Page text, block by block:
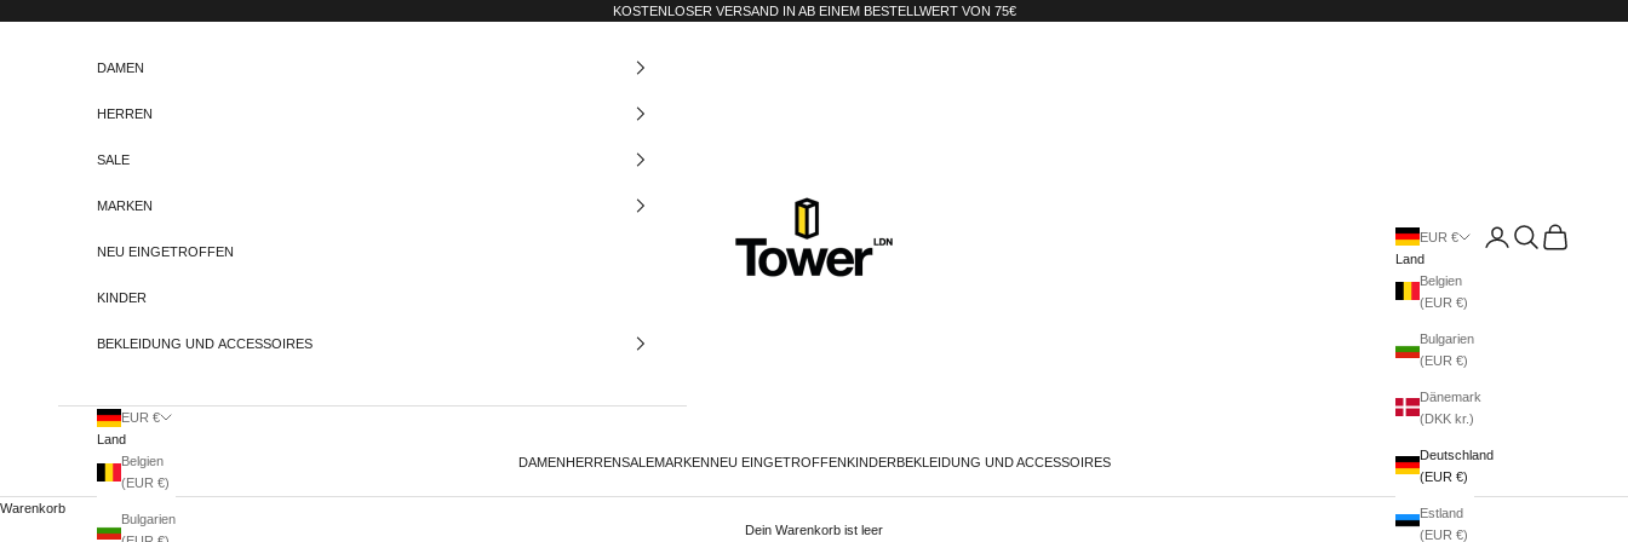
KOSTENLOSER VERSAND IN AB EINEM BESTELLWERT VON 75€
Tower-London.De
DAMEN HERRENSALEMARKEN NEU EINGETROFFEN KINDER BEKLEIDUNG UND ACCESSOIRES
EUR €
Land
Belgien
(EUR €)
Bulgarien
(EUR €)
Dänemark
(DKK kr.)
Deutschland
(EUR €)
Estland
(EUR €)
AnmeldenSuchenWarenkorb
DAMEN
HERREN
SALE
MARKEN
NEU EINGETROFFEN
KINDER
BEKLEIDUNG UND ACCESSOIRES
EUR €
Land
Belgien
(EUR €)
Bulgarien
Warenkorb
Dein Warenkorb ist leer